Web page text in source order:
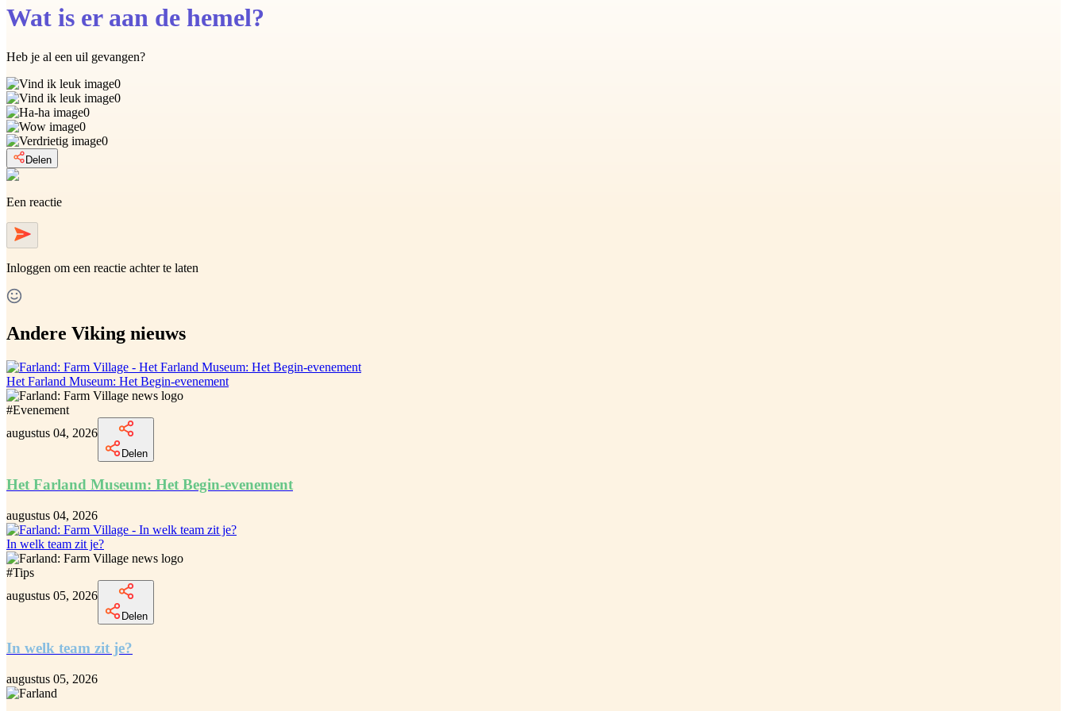
Wat is er aan de hemel?
Heb je al een uil gevangen?
0
0
0
0
0
Delen
Een reactie
Inloggen om een reactie achter te laten
Andere Viking nieuws
Het Farland Museum: Het Begin-evenement
#Evenement
augustus 04, 2026
Delen
Het Farland Museum: Het Begin-evenement
augustus 04, 2026
In welk team zit je?
#Tips
augustus 05, 2026
Delen
In welk team zit je?
augustus 05, 2026